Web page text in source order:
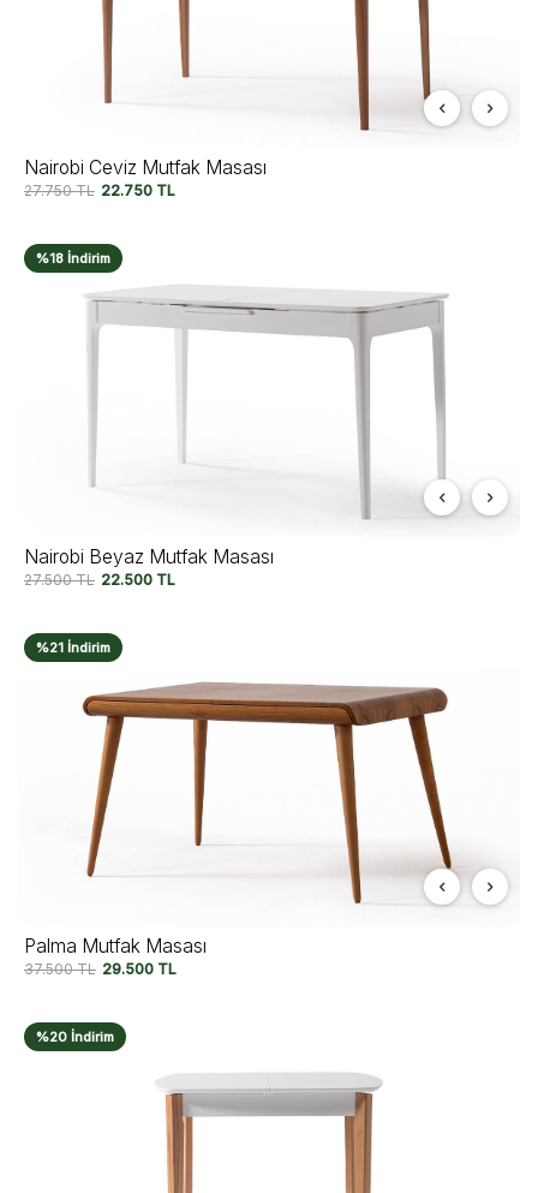
Nairobi Ceviz Mutfak Masası
27.750TL 22.750 TL
%18 İndirim
Nairobi Beyaz Mutfak Masası
27.500TL 22.500 TL
%21 İndirim
Palma Mutfak Masası
37.500TL 29.500 TL
%20 İndirim